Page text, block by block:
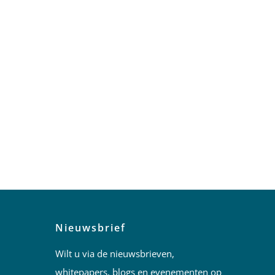
Nieuwsbrief
Wilt u via de nieuwsbrieven,
whitepapers, blogs en evenementen op